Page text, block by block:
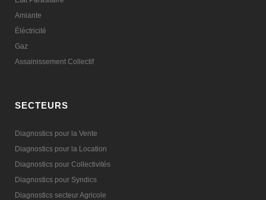
Amiante
Éléctricité
Gaz
Assainissement Collectif
SECTEURS
Diagnostics pour la Vente
Diagnostics pour la Location
Diagnostics pour Collectivités
Diagnostics pour Syndics
Diagnostics secteur Agricole